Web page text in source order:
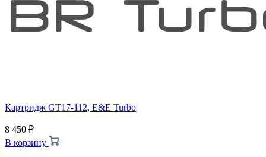
Картридж GT17-112, E&E Turbo
8 450 ₽
В корзину